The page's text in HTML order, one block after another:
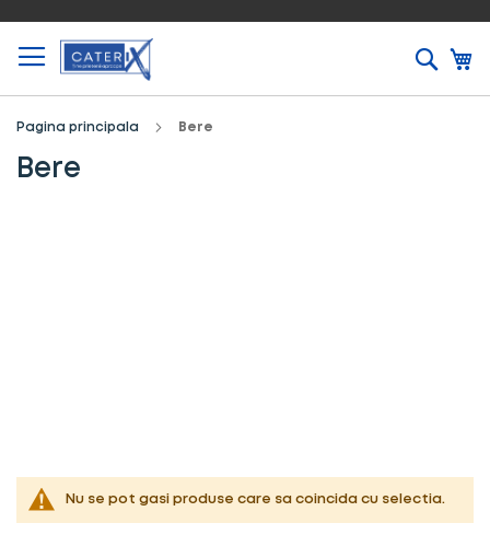
Pagina principala Bere
Bere
Nu se pot gasi produse care sa coincida cu selectia.